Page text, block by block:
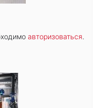
авторизоваться.